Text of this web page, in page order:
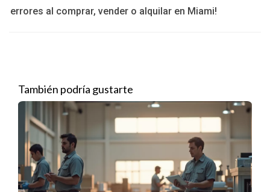
control. Se introdujeron métodos para la gestión del
¿Quieres ver cambios reales en tu negocio?
Contáctame y empecemos a trabajar juntos.
Preguntas Frecuentes
¿Qué es la educación estratégica?
errores al comprar, vender o alquilar en Miami!
También podría gustarte